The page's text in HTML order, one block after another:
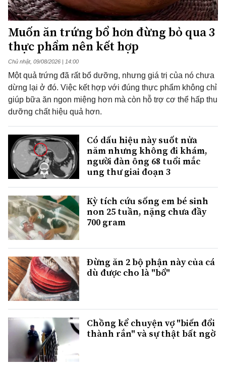
Muốn ăn trứng bổ hơn đừng bỏ qua 3
thực phẩm nên kết hợp
Chủ nhật, 09/08/2026 | 14:00
Một quả trứng đã rất bổ dưỡng, nhưng giá trị của nó chưa
dừng lại ở đó. Việc kết hợp với đúng thực phẩm không chỉ
giúp bữa ăn ngon miệng hơn mà còn hỗ trợ cơ thể hấp thu
dưỡng chất hiệu quả hơn.
Có dấu hiệu này suốt nửa
năm nhưng không đi khám,
người đàn ông 68 tuổi mắc
ung thư giai đoạn 3
Kỳ tích cứu sống em bé sinh
non 25 tuần, nặng chưa đầy
700 gram
Đừng ăn 2 bộ phận này của cá
dù được cho là "bổ"
Chồng kể chuyện vợ "biến đổi
thành rắn" và sự thật bất ngờ